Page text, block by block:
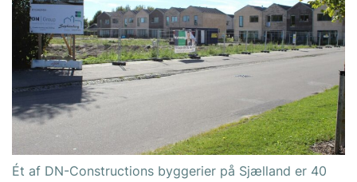
Ét af DN-Constructions byggerier på Sjælland er 40